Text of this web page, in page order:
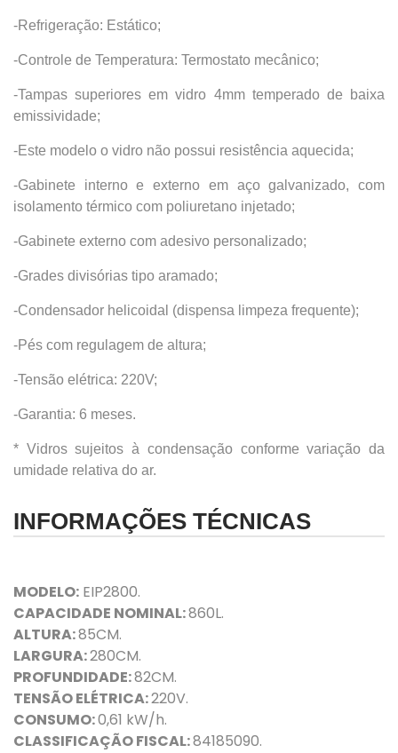
-Refrigeração: Estático;
-Controle de Temperatura: Termostato mecânico;
-Tampas superiores em vidro 4mm temperado de baixa
emissividade;
-Este modelo o vidro não possui resistência aquecida;
-Gabinete interno e externo em aço galvanizado, com
isolamento térmico com poliuretano injetado;
-Gabinete externo com adesivo personalizado;
-Grades divisórias tipo aramado;
-Condensador helicoidal (dispensa limpeza frequente);
-Pés com regulagem de altura;
-Tensão elétrica: 220V;
-Garantia: 6 meses.
* Vidros sujeitos à condensação conforme variação da
umidade relativa do ar.
INFORMAÇÕES TÉCNICAS
MODELO: EIP2800.
CAPACIDADE NOMINAL:860L.
ALTURA:85CM.
LARGURA:280CM.
PROFUNDIDADE:82CM.
TENSÃO ELÉTRICA:220V.
CONSUMO:0,61 kW/h.
CLASSIFICAÇÃO FISCAL:84185090.